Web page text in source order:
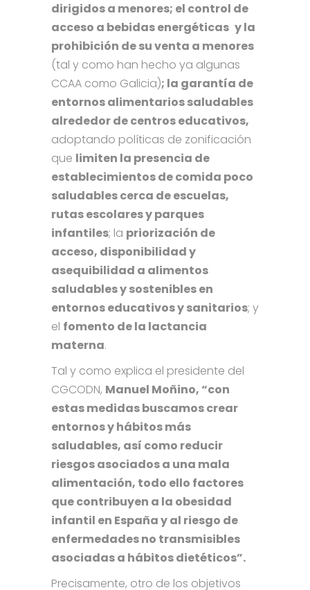
dirigidos a menores; el control de
acceso a bebidas energéticas y la
prohibición de su venta a menores
(tal y como han hecho ya algunas
CCAA como Galicia); la garantía de
entornos alimentarios saludables
alrededor de centros educativos,
adoptando políticas de zonificación
que limiten la presencia de
establecimientos de comida poco
saludables cerca de escuelas,
rutas escolares y parques
infantiles; la priorización de
acceso, disponibilidad y
asequibilidad a alimentos
saludables y sostenibles en
entornos educativos y sanitarios; y
el fomento de la lactancia
materna.
Tal y como explica el presidente del
CGCODN, Manuel Moñino, “con
estas medidas buscamos crear
entornos y hábitos más
saludables, así como reducir
riesgos asociados a una mala
alimentación, todo ello factores
que contribuyen a la obesidad
infantil en España y al riesgo de
enfermedades no transmisibles
asociadas a hábitos dietéticos”.
Precisamente, otro de los objetivos